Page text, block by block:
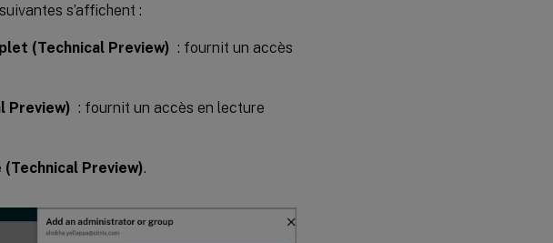
s’affichent :
(Technical Preview) : fournit un accès
Preview) : fournit un accès en lecture
Preview).